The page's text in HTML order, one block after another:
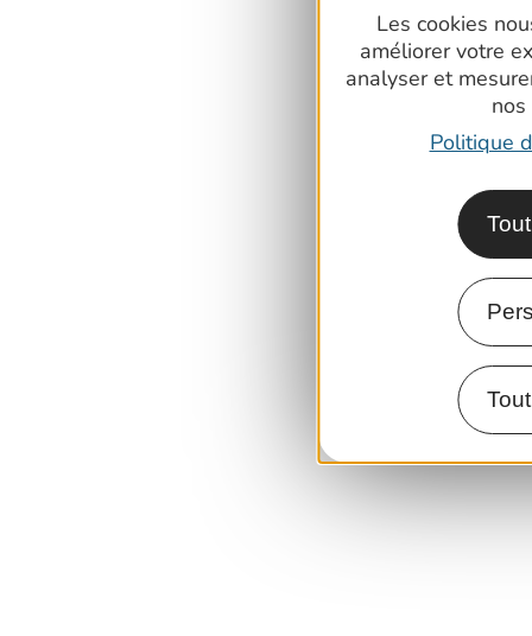
Les cookies
améliorer votre
analyser et
nos
Politique